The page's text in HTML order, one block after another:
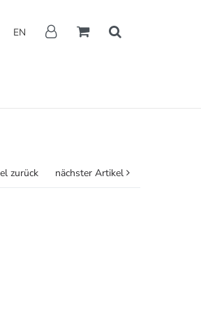
EN
zurück nächster Artikel